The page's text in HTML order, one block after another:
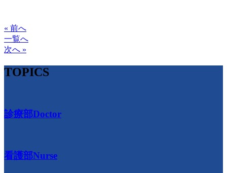
« 前へ
一覧へ
次へ »
TOPICS
診療部Doctor
看護部Nurse